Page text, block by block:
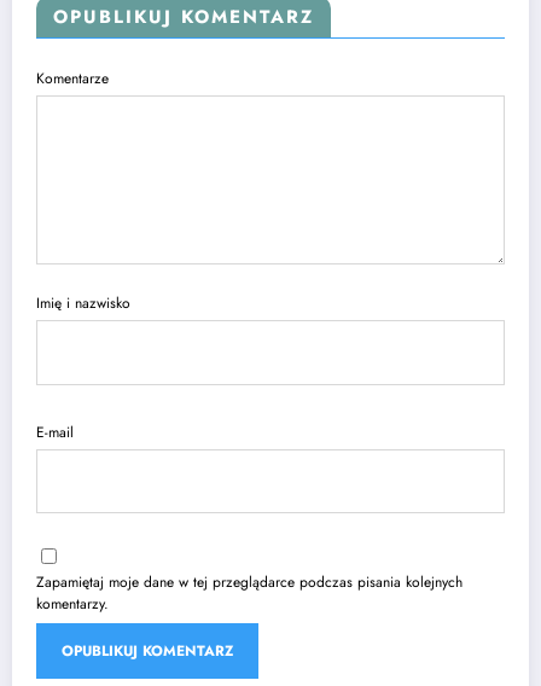
OPUBLIKUJ KOMENTARZ
Komentarze
Imię i nazwisko
E-mail
Zapamiętaj moje dane w tej przeglądarce podczas pisania kolejnych
komentarzy.